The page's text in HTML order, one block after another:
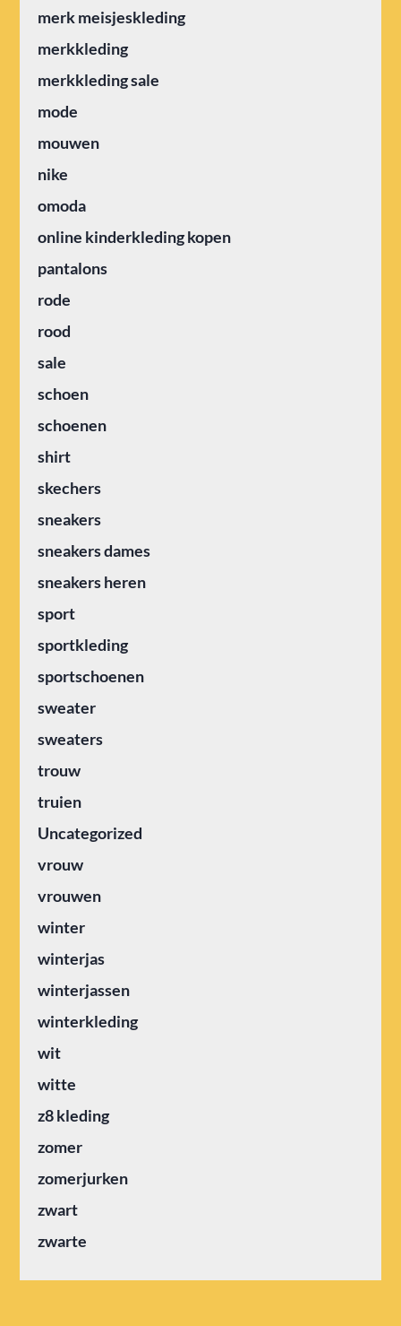
merk meisjeskleding
merkkleding
merkkleding sale
mode
mouwen
nike
omoda
online kinderkleding kopen
pantalons
rode
rood
sale
schoen
schoenen
shirt
skechers
sneakers
sneakers dames
sneakers heren
sport
sportkleding
sportschoenen
sweater
sweaters
trouw
truien
Uncategorized
vrouw
vrouwen
winter
winterjas
winterjassen
winterkleding
wit
witte
z8 kleding
zomer
zomerjurken
zwart
zwarte